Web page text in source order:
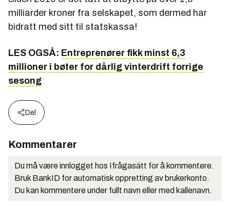
milliarder kroner fra selskapet, som dermed har
bidratt med sitt til statskassa!
LES OGSÅ: Entreprenører fikk minst 6,3
millioner i bøter for dårlig vinterdrift forrige
sesong
Del
Kommentarer
Du må være innlogget hos Ifrågasätt for å kommentere.
Bruk BankID for automatisk oppretting av brukerkonto.
Du kan kommentere under fullt navn eller med kallenavn.